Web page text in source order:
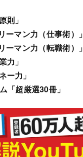
」
マン力（仕事術）」
マン力（転職術）」
」
力」
超厳選30冊」